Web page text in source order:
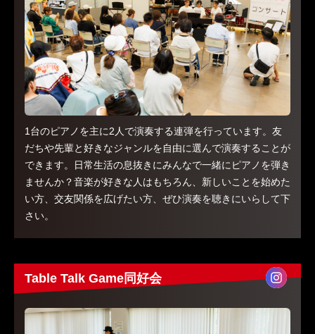
1台のピアノを主に2人で演奏する連弾を行っています。友
だちや先輩と好きなジャンルを自由に選んで演奏することが
できます。日常生活の息抜きにみんなで一緒にピアノを弾き
ませんか？音楽が好きな人はもちろん、新しいことを始めた
い方、交友関係を広げたい方、ぜひ演奏を聴きにいらして下
さい。
Table Talk Game同好会